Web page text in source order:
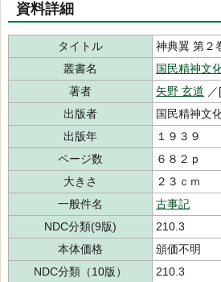
資料詳細
タイトル
神典翼 第２
叢書名
国民精神文
著者
矢野 玄道
出版者
国民精神文
出版年
１９３９
ページ数
６８２ｐ
大きさ
２３ｃｍ
一般件名
古事記
NDC分類(9版)
210.3
本体価格
頒価不明
NDC分類（10版）
210.3